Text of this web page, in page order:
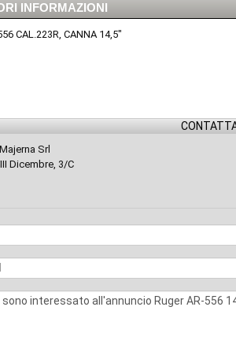
INFORMAZIONI
CAL.223R, CANNA 14,5"
Srl
Dicembre, 3/C